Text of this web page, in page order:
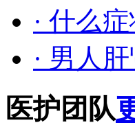
· 什么
· 男人
医护团队